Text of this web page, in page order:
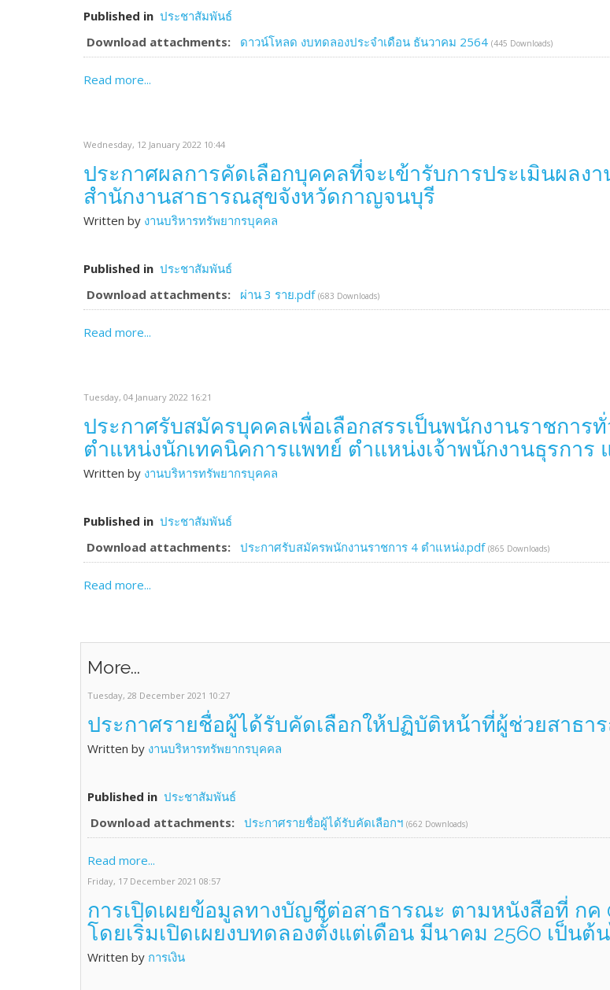
Published in ประชาสัมพันธ์
Download attachments:
ดาวน์โหลด งบทดลองประจำเดือน ธันวาคม 2564 (445 Downloads)
Read more...
Wednesday, 12 January 2022 10:44
ประกาศผลการคัดเลือกบุคคลที่จะเข้ารับการประเมินผลง
สำนักงานสาธารณสุขจังหวัดกาญจนบุรี
Written by งานบริหารทรัพยากรบุคคล
Published in ประชาสัมพันธ์
Download attachments:
ผ่าน 3 ราย.pdf (683 Downloads)
Read more...
Tuesday, 04 January 2022 16:21
ประกาศรับสมัครบุคคลเพื่อเลือกสรรเป็นพนักงานราชกา
ตำแหน่งนักเทคนิคการแพทย์ ตำแหน่งเจ้าพนักงานธุรการ
Written by งานบริหารทรัพยากรบุคคล
Published in ประชาสัมพันธ์
Download attachments: ประกาศรับสมัครพนักงานราชการ 4 ตำแหน่ง.pdf (865 Downloads)
Read more...
More...
Tuesday, 28 December 2021 10:27
ประกาศรายชื่อผู้ได้รับคัดเลือกให้ปฏิบัติหน้าที่ผู้ช่วยสาธา
Written by งานบริหารทรัพยากรบุคคล
Published in ประชาสัมพันธ์
Download attachments: ประกาศรายชื่อผู้ได้รับคัดเลือกฯ (662 Downloads)
Read more...
Friday, 17 December 2021 08:57
การเปิดเผยข้อมูลทางบัญชีต่อสาธารณะ ตามหนังสือที่ กค
โดยเริ่มเปิดเผยงบทดลองตั้งแต่เดือน มีนาคม 2560 เป็นต้
Written by การเงิน